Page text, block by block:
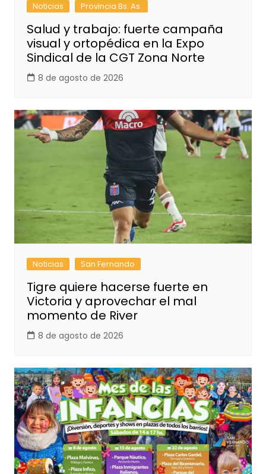
Noticias Provincia Bs. As.
Salud y trabajo: fuerte campaña
visual y ortopédica en la Expo
Sindical de la CGT Zona Norte
8 de agosto de 2026
Noticias San Fernando
Tigre quiere hacerse fuerte en
Victoria y aprovechar el mal
momento de River
8 de agosto de 2026